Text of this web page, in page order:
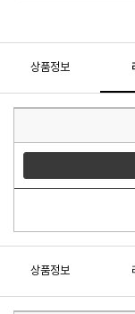
상품정보
상품정보